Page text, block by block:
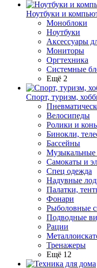
Ноутбуки и
Моноблоки
Ноутбуки
Аксессуары
Мониторы
Оргтехника
Системные
Ещё 2
Спорт, туризм,
Велосипеды
Ролики и
Бинокли,
Бассейны
Музыкальные
Самокаты и
Спец одежда
Надувные
Палатки,
Фонари
Рыболовные
Подводные
Рации
Тренажеры
Ещё 12